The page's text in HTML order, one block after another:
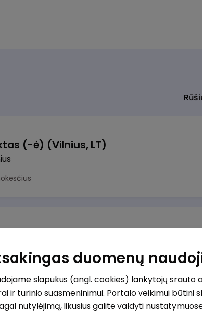
(-ė) (Vilnius, LT)
(-as)
duomenų
slapukus (angl. cookies) lankytojų srauto
ir turinio suasmeninimui. Portalo veikimui būtini
nutylėjimą, likusius galite valdyti